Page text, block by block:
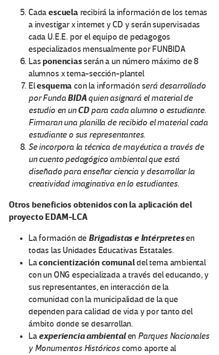
Cadaescuelarecibirá la información de los temas
a investigar x internet y CD y serán supervisadas
cada U.E.E. por el equipo de pedagogos
especializados mensualmente por FUNBIDA
Las ponenciasserán a un número máximo de 8
alumnos x tema-sección-plantel
Elesquemacon la información será desarrollado
por FundaBIDAquien asignará el material de
estudio en unCDpara cada alumno o estudiante.
Firmaran una planilla de recibido el material cada
estudiante o sus representantes.
Se incorpora la técnica de mayéutica a través de
un cuento pedagógico ambiental que está
diseñado para enseñar ciencia y desarrollar la
creatividad imaginativa en lo estudiantes.
Otros beneficios obtenidos con la aplicación del
proyecto EDAM-LCA
La formación de Brigadistas e Intérpretesen
todas las Unidades Educativas Estatales.
Laconcientización comunaldel tema ambiental
con un ONG especializada a través del educando, y
sus representantes, en interacción de la
comunidad con la municipalidad de la que
dependen para calidad de vida y por tanto del
ámbito donde se desarrollan.
Laexperiencia ambientalen Parques Nacionales
y Monumentos Históricoscomo aporte al